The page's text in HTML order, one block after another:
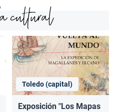
cultural
Toledo (capital)
Exposición "Los Mapas